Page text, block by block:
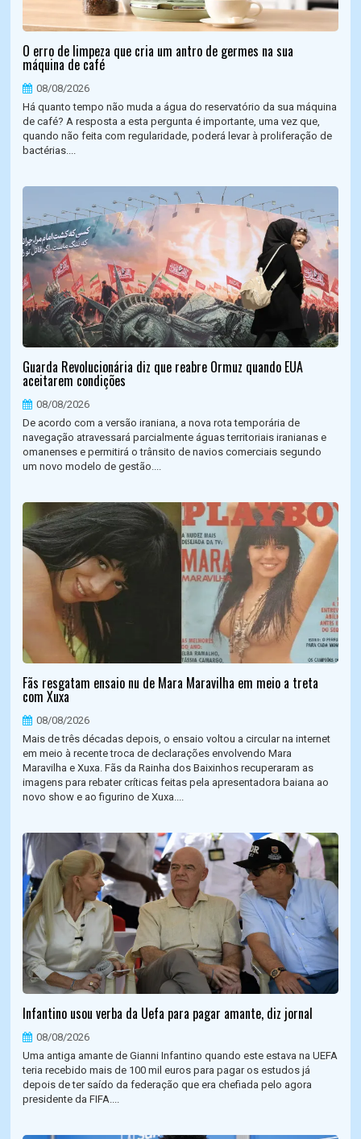
O erro de limpeza que cria um antro de germes na sua
máquina de café
08/08/2026
Há quanto tempo não muda a água do reservatório da sua máquina
de café? A resposta a esta pergunta é importante, uma vez que,
quando não feita com regularidade, poderá levar à proliferação de
bactérias....
Guarda Revolucionária diz que reabre Ormuz quando EUA
aceitarem condições
08/08/2026
De acordo com a versão iraniana, a nova rota temporária de
navegação atravessará parcialmente águas territoriais iranianas e
omanenses e permitirá o trânsito de navios comerciais segundo
um novo modelo de gestão....
Fãs resgatam ensaio nu de Mara Maravilha em meio a treta
com Xuxa
08/08/2026
Mais de três décadas depois, o ensaio voltou a circular na internet
em meio à recente troca de declarações envolvendo Mara
Maravilha e Xuxa. Fãs da Rainha dos Baixinhos recuperaram as
imagens para rebater críticas feitas pela apresentadora baiana ao
novo show e ao figurino de Xuxa....
Infantino usou verba da Uefa para pagar amante, diz jornal
08/08/2026
Uma antiga amante de Gianni Infantino quando este estava na UEFA
teria recebido mais de 100 mil euros para pagar os estudos já
depois de ter saído da federação que era chefiada pelo agora
presidente da FIFA....